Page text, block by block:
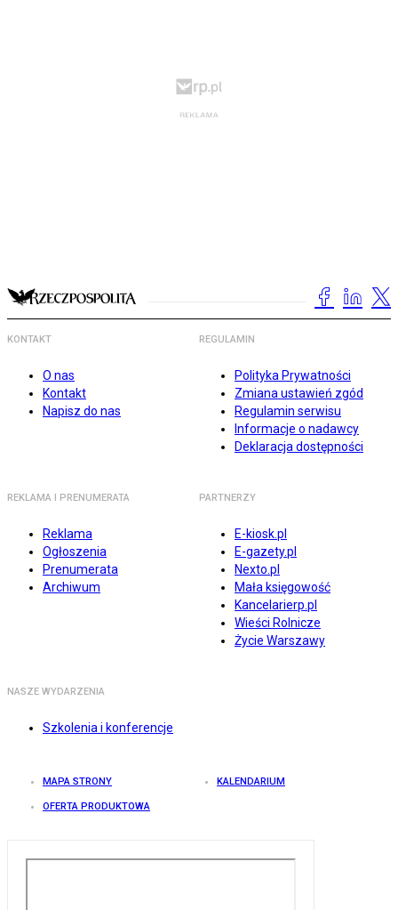
KONTAKT
O nas
Kontakt
Napisz do nas
REGULAMIN
Polityka Prywatności
Zmiana ustawień zgód
Regulamin serwisu
Informacje o nadawcy
Deklaracja dostępności
REKLAMA I PRENUMERATA
Reklama
Ogłoszenia
Prenumerata
Archiwum
PARTNERZY
E-kiosk.pl
E-gazety.pl
Nexto.pl
Mała księgowość
Kancelarierp.pl
Wieści Rolnicze
Życie Warszawy
NASZE WYDARZENIA
Szkolenia i konferencje
MAPA STRONY KALENDARIUM
OFERTA PRODUKTOWA